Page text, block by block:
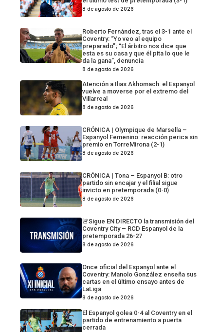
8 de agosto de 2026
Roberto Fernández, tras el 3-1 ante el
Coventry: “Yo veo al equipo
preparado”; “El árbitro nos dice que
esta es su casa y que él pita lo que le
da la gana”, denuncia
8 de agosto de 2026
Atención a Ilias Akhomach: el Espanyol
vuelve a moverse por el extremo del
Villarreal
8 de agosto de 2026
CRÓNICA | Olympique de Marsella –
Espanyol Femenino: reacción perica sin
premio en TorreMirona (2-1)
8 de agosto de 2026
CRÓNICA | Tona – Espanyol B: otro
partido sin encajar y el filial sigue
invicto en pretemporada (0-0)
8 de agosto de 2026
🚨Sigue EN DIRECTO la transmisión del
Coventry City – RCD Espanyol de la
pretemporada 26-27
8 de agosto de 2026
Once oficial del Espanyol ante el
Coventry: Manolo González enseña sus
cartas en el último ensayo antes de
LaLiga
8 de agosto de 2026
El Espanyol golea 0-4 al Coventry en el
partido de entrenamiento a puerta
cerrada